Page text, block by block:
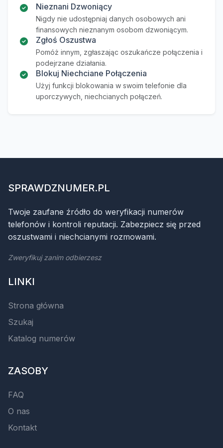
Nieznani Dzwoniący
Nigdy nie udostępniaj danych osobowych ani
finansowych nieznanym osobom dzwoniącym.
Zgłoś Oszustwa
Pomóż innym, zgłaszając oszukańcze połączenia i
podejrzane działania.
Blokuj Niechciane Połączenia
Użyj funkcji blokowania w swoim telefonie dla
uporczywych, niechcianych połączeń.
SPRAWDZNUMER.PL
Twoje zaufane źródło do weryfikacji numerów
telefonów i kontroli reputacji. Zabezpiecz się przed
oszustwami i niechcianymi rozmowami.
Zweryfikuj zanim odbierzesz
LINKI
Strona główna
Szukaj
Katalog numerów
ZASOBY
FAQ
O nas
Kontakt